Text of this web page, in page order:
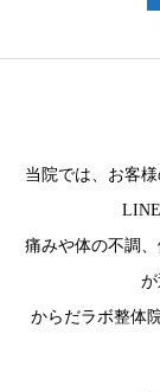
当院では、お客
痛みや体の不調
が
からだラボ整体